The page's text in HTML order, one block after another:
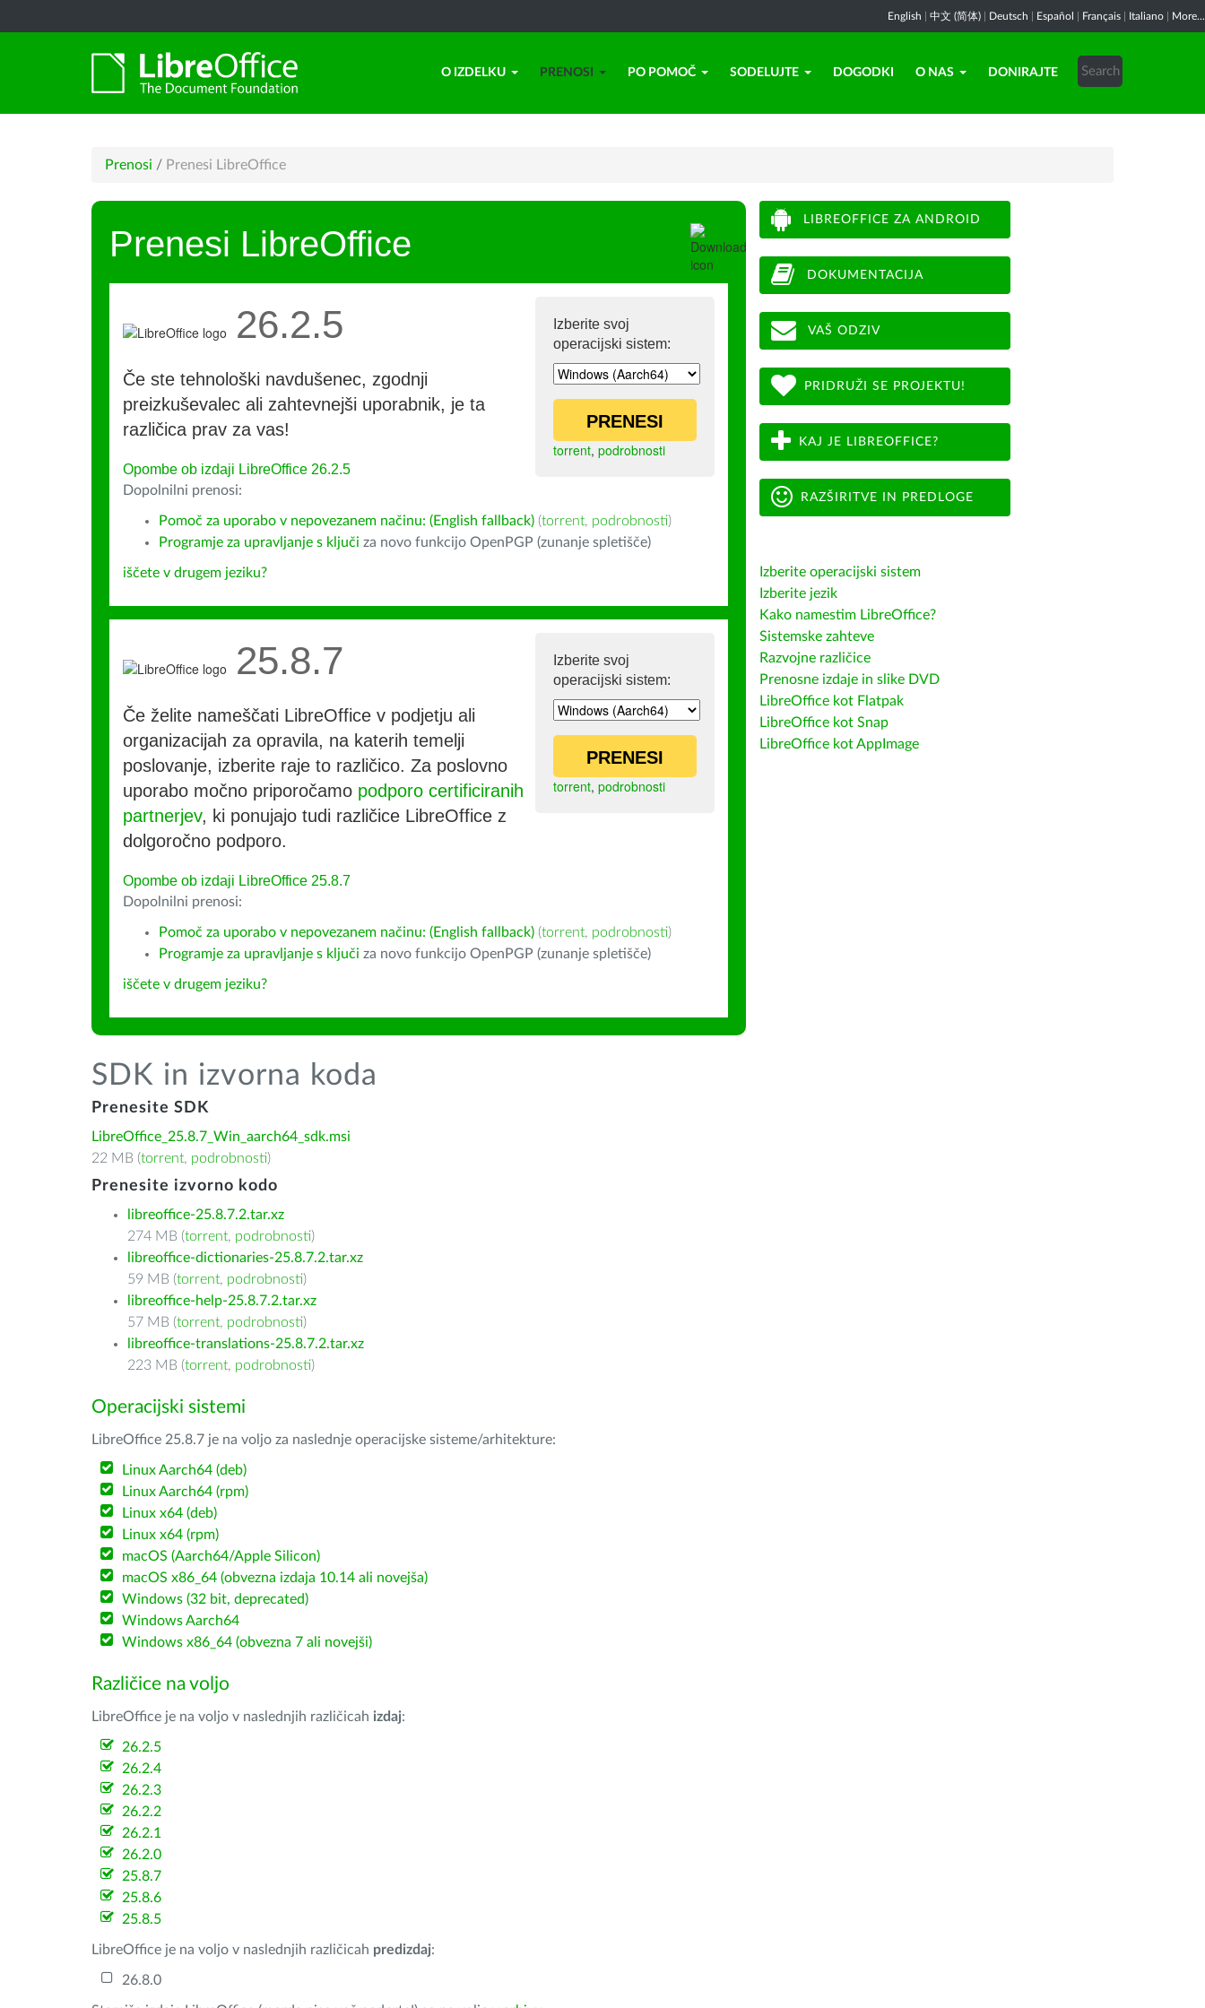
English 中文 (简体) Deutsch Español Français Italiano More...
O IZDELKU PRENOSI PO POMOČ SODELUJTE DOGODKI O NAS DONIRAJTE
Prenosi / Prenesi LibreOffice
Prenesi LibreOffice
Izberite svoj
operacijski sistem:
PRENESI
torrent, podrobnosti
26.2.5
Če ste tehnološki navdušenec, zgodnji
preizkuševalec ali zahtevnejši uporabnik, je ta
različica prav za vas!
Opombe ob izdaji LibreOffice 26.2.5
Dopolnilni prenosi:
Pomoč za uporabo v nepovezanem načinu: (English fallback) (torrent, podrobnosti)
Programje za upravljanje s ključi za novo funkcijo OpenPGP (zunanje spletišče)
iščete v drugem jeziku?
Izberite svoj
operacijski sistem:
PRENESI
torrent, podrobnosti
25.8.7
Če želite nameščati LibreOffice v podjetju ali
organizacijah za opravila, na katerih temelji
poslovanje, izberite raje to različico. Za poslovno
uporabo močno priporočamo podporo certificiranih
partnerjev, ki ponujajo tudi različice LibreOffice z
dolgoročno podporo.
Opombe ob izdaji LibreOffice 25.8.7
Dopolnilni prenosi:
Pomoč za uporabo v nepovezanem načinu: (English fallback) (torrent, podrobnosti)
Programje za upravljanje s ključi za novo funkcijo OpenPGP (zunanje spletišče)
iščete v drugem jeziku?
SDK in izvorna koda
Prenesite SDK
LibreOffice_25.8.7_Win_aarch64_sdk.msi
22 MB (torrent, podrobnosti)
Prenesite izvorno kodo
libreoffice-25.8.7.2.tar.xz
274 MB (torrent, podrobnosti)
libreoffice-dictionaries-25.8.7.2.tar.xz
59 MB (torrent, podrobnosti)
libreoffice-help-25.8.7.2.tar.xz
57 MB (torrent, podrobnosti)
libreoffice-translations-25.8.7.2.tar.xz
223 MB (torrent, podrobnosti)
Operacijski sistemi
LibreOffice 25.8.7 je na voljo za naslednje operacijske sisteme/arhitekture:
Linux Aarch64 (deb)
Linux Aarch64 (rpm)
Linux x64 (deb)
Linux x64 (rpm)
macOS (Aarch64/Apple Silicon)
macOS x86_64 (obvezna izdaja 10.14 ali novejša)
Windows (32 bit, deprecated)
Windows Aarch64
Windows x86_64 (obvezna 7 ali novejši)
Različice na voljo
LibreOffice je na voljo v naslednjih različicah izdaj:
26.2.5
26.2.4
26.2.3
26.2.2
26.2.1
26.2.0
25.8.7
25.8.6
25.8.5
LibreOffice je na voljo v naslednjih različicah predizdaj:
26.8.0
LIBREOFFICE ZA ANDROID
DOKUMENTACIJA
VAŠ ODZIV
PRIDRUŽI SE PROJEKTU!
KAJ JE LIBREOFFICE?
RAZŠIRITVE IN PREDLOGE
Izberite operacijski sistem
Izberite jezik
Kako namestim LibreOffice?
Sistemske zahteve
Razvojne različice
Prenosne izdaje in slike DVD
LibreOffice kot Flatpak
LibreOffice kot Snap
LibreOffice kot AppImage